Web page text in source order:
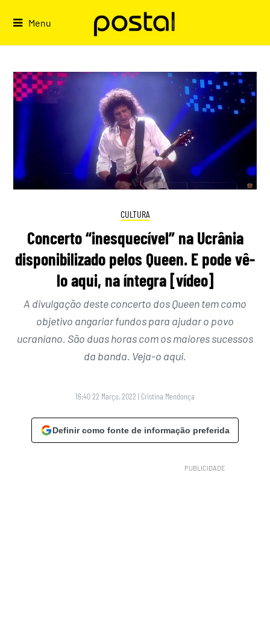
Menu
CULTURA
Concerto “inesquecível” na Ucrânia
disponibilizado pelos Queen. E pode vê-
lo aqui, na íntegra [vídeo]
A divulgação deste concerto dos Queen tem como
objetivo angariar fundos para ajudar o povo
ucraniano. São duas horas com os maiores sucessos
da banda. Veja-o aqui.
16:40 22 Março, 2022 | Cristina Mendonça
Definir como fonte de informação preferida